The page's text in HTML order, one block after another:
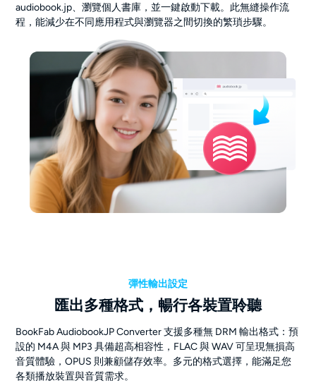
audiobook.jp、瀏覽個人書庫，並一鍵啟動下載。此無縫操作流
程，能減少在不同應用程式與瀏覽器之間切換的繁瑣步驟。
彈性輸出設定
匯出多種格式，暢行各裝置聆聽
BookFab AudiobookJP Converter 支援多種無 DRM 輸出格式：預
設的 M4A 與 MP3 具備超高相容性，FLAC 與 WAV 可呈現無損高
音質體驗，OPUS 則兼顧儲存效率。多元的格式選擇，能滿足您
各類播放裝置與音質需求。